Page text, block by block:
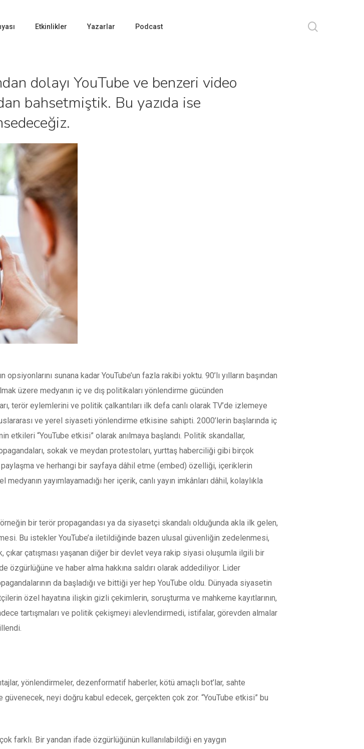
Etkinlikler Yazarlar Podcast
dolayı YouTube ve benzeri video
bahsetmiştik. Bu yazıda ise
sunana kadar YouTube’un fazla rakibi yoktu. 90’lı yılların başından
üzere medyanın iç ve dış politikaları yönlendirme gücünden
terör eylemlerini ve politik çalkantıları ilk defa canlı olarak TV’de izlemeye
ve yerel siyaseti yönlendirme etkisine sahipti. 2000’lerin başlarında iç
etkileri “YouTube etkisi” olarak anılmaya başlandı. Politik skandallar,
sokak ve meydan protestoları, yurttaş haberciliği gibi birçok
ve herhangi bir sayfaya dâhil etme (embed) özelliği, içeriklerin
yayımlayamadığı her içerik, canlı yayın imkânları dâhil, kolaylıkla
bir terör propagandası ya da siyasetçi skandalı olduğunda akla ilk gelen,
Bu istekler YouTube’a iletildiğinde bazen ulusal güvenliğin zedelenmesi,
çatışması yaşanan diğer bir devlet veya rakip siyasi oluşumla ilgili bir
özgürlüğüne ve haber alma hakkına saldırı olarak addediliyor. Lider
da başladığı ve bittiği yer hep YouTube oldu. Dünyada siyasetin
özel hayatına ilişkin gizli çekimlerin, soruşturma ve mahkeme kayıtlarının,
tartışmaları ve politik çekişmeyi alevlendirmedi, istifalar, görevden almalar
yönlendirmeler, dezenformatif haberler, kötü amaçlı bot’lar, sahte
güvenecek, neyi doğru kabul edecek, gerçekten çok zor. “YouTube etkisi” bu
farklı. Bir yandan ifade özgürlüğünün kullanılabildiği en yaygın